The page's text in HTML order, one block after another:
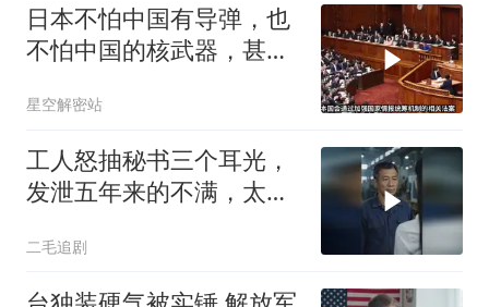
日本不怕中国有导弹，也
不怕中国的核武器，甚至
星空解密站
工人怒抽秘书三个耳光，
发泄五年来的不满，太解
二毛追剧